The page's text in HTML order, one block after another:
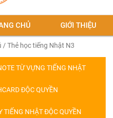
CHỦ GIỚI THIỆU
/ Thẻ học tiếng Nhật N3
TỪ VỰNG TIẾNG NHẬT
ĐỘC QUYỀN
TIẾNG NHẬT ĐỘC QUYỀN